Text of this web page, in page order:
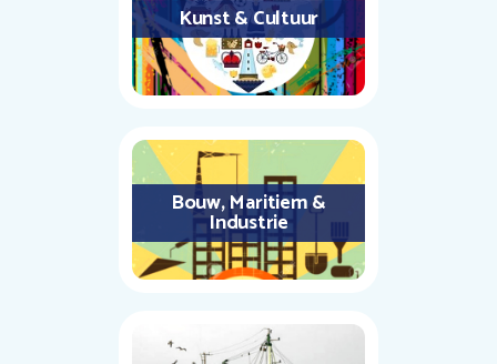
Kunst & Cultuur
Bouw, Maritiem &
Industrie